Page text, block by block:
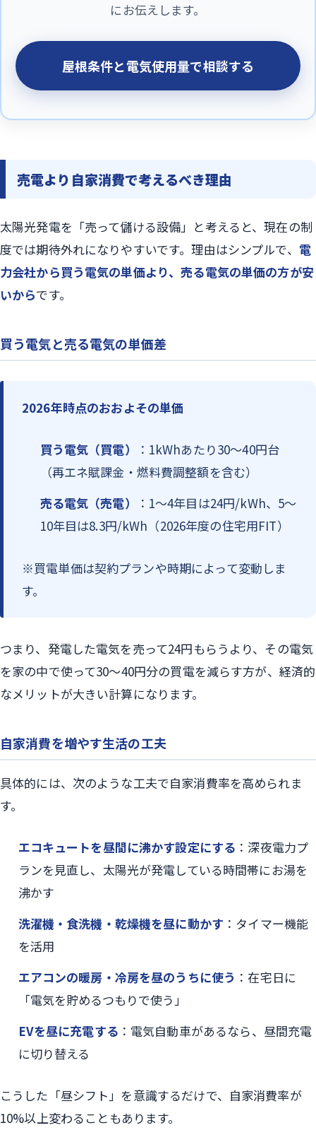
にお伝えします。
屋根条件と電気使用量で相談する
売電より自家消費で考えるべき理由
太陽光発電を「売って儲ける設備」と考えると、現在の制
度では期待外れになりやすいです。理由はシンプルで、 電
力会社から買う電気の単価より、売る電気の単価の方が安
いからです。
買う電気と売る電気の単価差
2026年時点のおおよその単価
買う電気（買電）
：1kWhあたり30〜40円台
（再エネ賦課金・燃料費調整額を含む）
売る電気（売電）
：1〜4年目は24円/kWh、5〜
10年目は8.3円/kWh（2026年度の住宅用FIT）
※買電単価は契約プランや時期によって変動しま
す。
つまり、発電した電気を売って24円もらうより、その電気
を家の中で使って30〜40円分の買電を減らす方が、経済的
なメリットが大きい計算になります。
自家消費を増やす生活の工夫
具体的には、次のような工夫で自家消費率を高められま
す。
エコキュートを昼間に沸かす設定にする ：深夜電力プ
ランを見直し、太陽光が発電している時間帯にお湯を
沸かす
洗濯機・食洗機・乾燥機を昼に動かす ：タイマー機能
を活用
エアコンの暖房・冷房を昼のうちに使う ：在宅日に
「電気を貯めるつもりで使う」
EVを昼に充電する ：電気自動車があるなら、昼間充電
に切り替える
こうした「昼シフト」を意識するだけで、自家消費率が
10%以上変わることもあります。